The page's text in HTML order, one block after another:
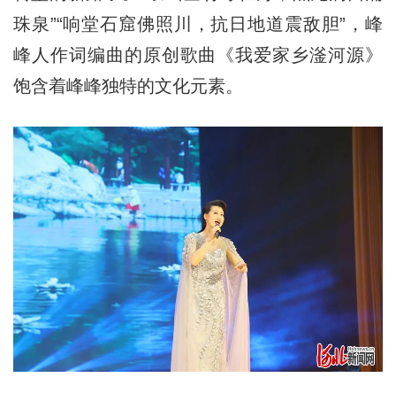
珠泉”“响堂石窟佛照川，抗日地道震敌胆”，峰
峰人作词编曲的原创歌曲《我爱家乡滏河源》
饱含着峰峰独特的文化元素。